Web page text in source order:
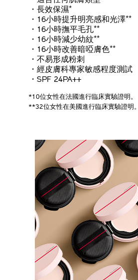
長效保濕*
16小時提升明亮感和光澤**
16小時撫平毛孔**
16小時減少幼紋**
16小時改善暗啞膚色**
不易形成粉刺
經皮膚科專家敏感程度測試
SPF 24PA++
*10位女性在法國進行臨床實驗證明。
**32位女性在美國進行臨床實驗證明。